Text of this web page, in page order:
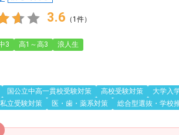
3.6 （1件）
3 高1～高3 浪人生
国公立中高一貫校受験対策 高校受験対策 大学入
立受験対策 医・歯・薬系対策 総合型選抜・学校